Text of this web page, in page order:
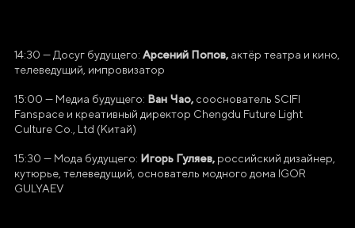
14:30 — Досуг будущего: Арсений Попов, актёр театра и кино,
телеведущий, импровизатор
15:00 — Медиа будущего: Ван Чао, сооснователь SCIFI
Fanspace и креативный директор Chengdu Future Light
Culture Co., Ltd (Китай)
15:30 — Мода будущего: Игорь Гуляев, российский дизайнер,
кутюрье, телеведущий, основатель модного дома IGOR
GULYAEV
"РОССИЯ"»
Генеральный директор Автономной некоммерческой
организации «Дирекция Выставки Достижений "Россия"»
Наталья Сергеевна Виртуозова
119180, город Москва, пер Бродников, д. 7
стр. 2